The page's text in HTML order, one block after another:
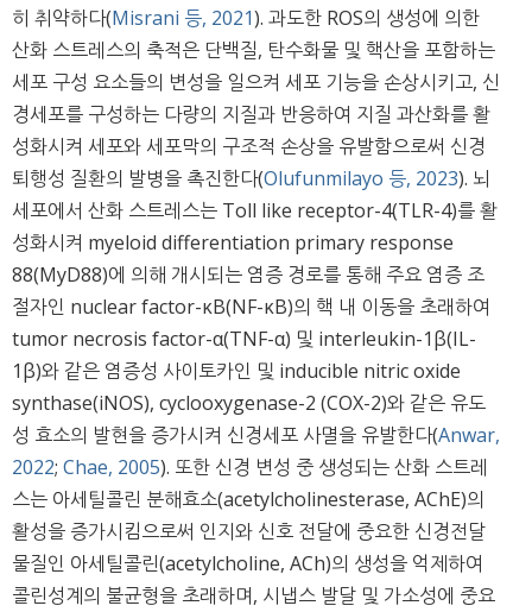
히 취약하다(Misrani 등, 2021). 과도한 ROS의 생성에 의한
산화 스트레스의 축적은 단백질, 탄수화물 및 핵산을 포함하는
세포 구성 요소들의 변성을 일으켜 세포 기능을 손상시키고, 신
경세포를 구성하는 다량의 지질과 반응하여 지질 과산화를 활
성화시켜 세포와 세포막의 구조적 손상을 유발함으로써 신경
퇴행성 질환의 발병을 촉진한다(Olufunmilayo 등, 2023). 뇌
세포에서 산화 스트레스는 Toll like receptor-4(TLR-4)를 활
성화시켜 myeloid differentiation primary response
88(MyD88)에 의해 개시되는 염증 경로를 통해 주요 염증 조
절자인 nuclear factor-κB(NF-κB)의 핵 내 이동을 초래하여
tumor necrosis factor-α(TNF-α) 및 interleukin-1β(IL-
1β)와 같은 염증성 사이토카인 및 inducible nitric oxide
synthase(iNOS), cyclooxygenase-2 (COX-2)와 같은 유도
성 효소의 발현을 증가시켜 신경세포 사멸을 유발한다(Anwar,
2022; Chae, 2005). 또한 신경 변성 중 생성되는 산화 스트레
스는 아세틸콜린 분해효소(acetylcholinesterase, AChE)의
활성을 증가시킴으로써 인지와 신호 전달에 중요한 신경전달
물질인 아세틸콜린(acetylcholine, ACh)의 생성을 억제하여
콜린성계의 불균형을 초래하며, 시냅스 발달 및 가소성에 중요